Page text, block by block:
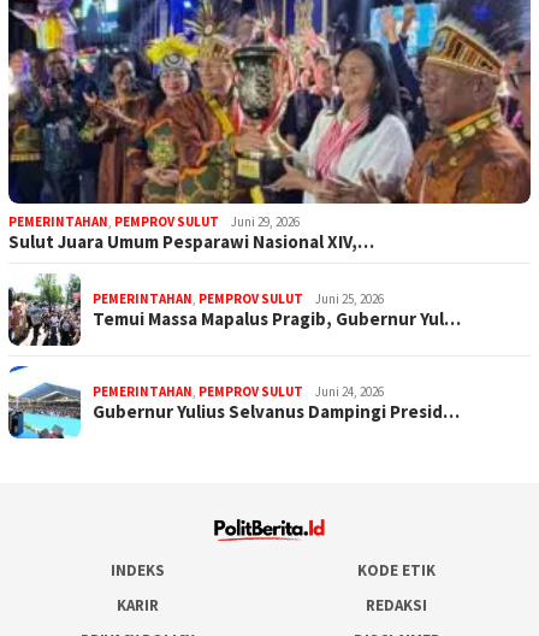
PEMERINTAHAN, PEMPROV SULUT Juni 29, 2026
Sulut Juara Umum Pesparawi Nasional XIV,…
PEMERINTAHAN, PEMPROV SULUT Juni 25, 2026
Temui Massa Mapalus Pragib, Gubernur Yul…
PEMERINTAHAN, PEMPROV SULUT Juni 24, 2026
Gubernur Yulius Selvanus Dampingi Presid…
INDEKS
KODE ETIK
KARIR
REDAKSI